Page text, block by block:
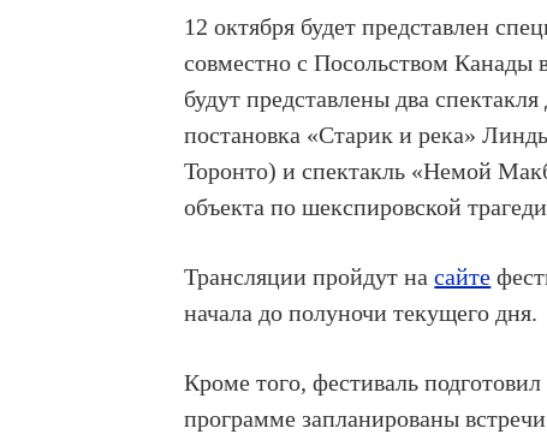
12 октября будет представлен
совместно с Посольством Канады
будут представлены два
постановка «Старик и река»
Торонто) и спектакль «Немой
объекта по шекспировской
Трансляции пройдут насайте
начала до полуночи текущего дня.
Кроме того, фестиваль
программе запланированы